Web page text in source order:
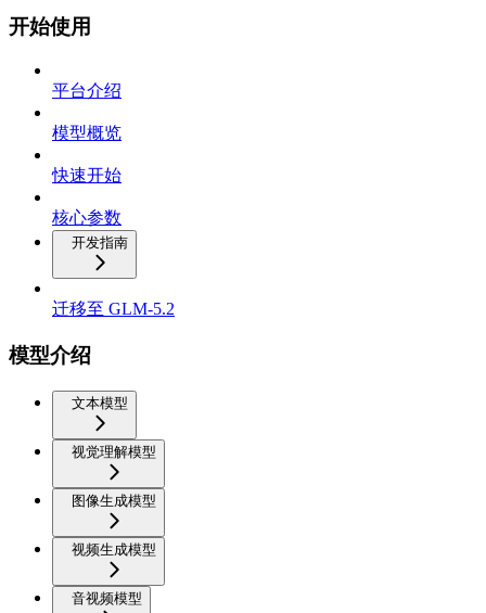
开始使用
平台介绍
模型概览
快速开始
核心参数
开发指南
迁移至 GLM-5.2
模型介绍
文本模型
视觉理解模型
图像生成模型
视频生成模型
音视频模型